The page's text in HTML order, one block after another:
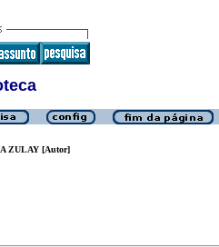
ZULAY [Autor]